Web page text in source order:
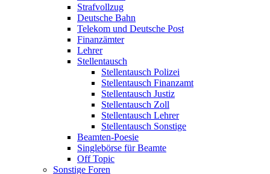
Strafvollzug
Deutsche Bahn
Telekom und Deutsche Post
Finanzämter
Lehrer
Stellentausch
Stellentausch Polizei
Stellentausch Finanzamt
Stellentausch Justiz
Stellentausch Zoll
Stellentausch Lehrer
Stellentausch Sonstige
Beamten-Poesie
Singlebörse für Beamte
Off Topic
Sonstige Foren